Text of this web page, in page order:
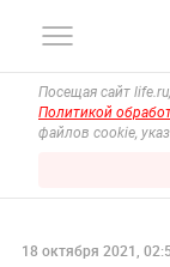
Посещая сайт
Политикой
файлов cookie,
18 октября 2021,